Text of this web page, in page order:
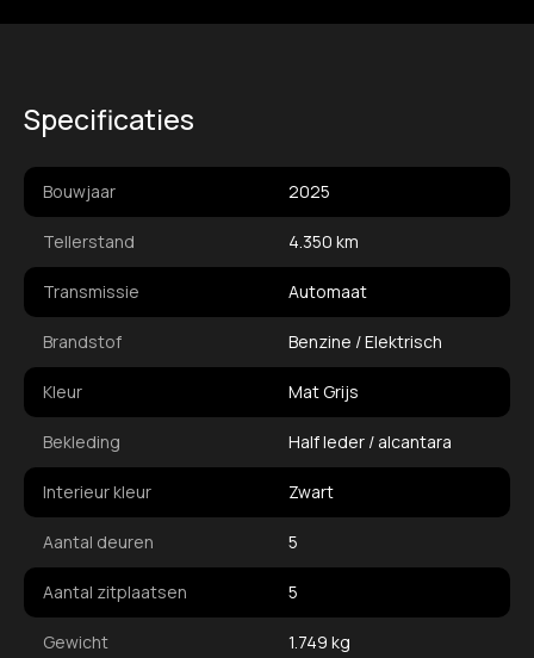
Specificaties
Bouwjaar 2025
Tellerstand 4.350 km
Transmissie Automaat
Brandstof Benzine / Elektrisch
Kleur Mat Grijs
Bekleding Half leder / alcantara
Interieur kleur Zwart
Aantal deuren 5
Aantal zitplaatsen 5
Gewicht 1.749 kg